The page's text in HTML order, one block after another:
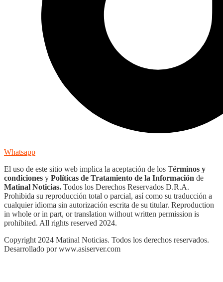
Whatsapp
El uso de este sitio web implica la aceptación de los Términos y
condiciones y Políticas de Tratamiento de la Información de
Matinal Noticias. Todos los Derechos Reservados D.R.A.
Prohibida su reproducción total o parcial, así como su traducción a
cualquier idioma sin autorización escrita de su titular. Reproduction
in whole or in part, or translation without written permission is
prohibited. All rights reserved 2024.
Copyright 2024 Matinal Noticias. Todos los derechos reservados.
Desarrollado por www.asiserver.com